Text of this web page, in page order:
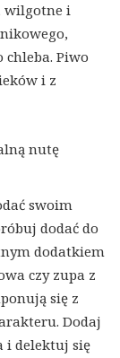
wilgotne i
chleba. Piwo
i z
nutę
swoim
dodać do
dodatkiem
czy zupa z
się z
Dodaj
i delektuj się